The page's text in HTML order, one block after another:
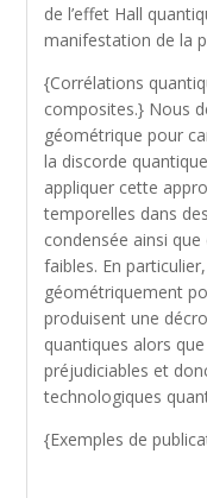
de l’effet Hall
manifestation de la
{Corrélations
composites.} Nous
géométrique pour
la discorde
appliquer cette
temporelles dans
condensée ainsi
faibles. En
géométriquement
produisent une
quantiques alors
préjudiciables et
technologiques
{Exemples de